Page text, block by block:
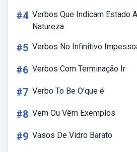
#4 Verbos Que Indicam Estado
Natureza
#5 Verbos No Infinitivo
#6 Verbos Com Terminação Ir
#7 Verbo To Be O'que é
#8 Vem Ou Vêm Exemplos
#9 Vasos De Vidro Barato